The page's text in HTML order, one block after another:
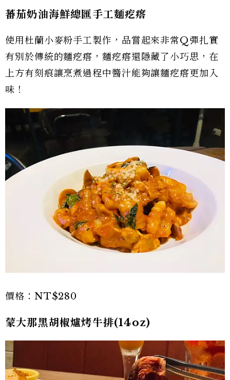
蕃茄奶油海鮮總匯手工麵疙瘩
使用杜蘭小麥粉手工製作，品嘗起來非常Q彈扎實
有別於傳統的麵疙瘩，麵疙瘩還隱藏了小巧思，在
上方有刻痕讓烹煮過程中醬汁能夠讓麵疙瘩更加入
味！
價格：NT$280
蒙大那黑胡椒爐烤牛排(14oz)